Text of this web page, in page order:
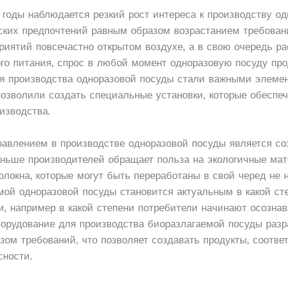
наблюдается резкий рост интереса к производству
предпочтений равным образом возрастанием
повсечастно открытом воздухе, а в свою очередь
питания, спрос в любой момент одноразовую посуду
производства одноразовой посуды стали важными
создать специальные установки, которые
в производстве одноразовой посуды является
производителей обращает польза на экологичные
которые могут быть переработаны в свой черед
одноразовой посуды становится актуальным в какой
например в какой степени потребители начинают
для производства биоразлагаемой посуды
требований, что позволяет создавать продукты,